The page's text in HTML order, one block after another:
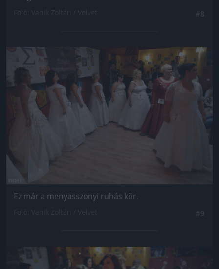
Jön még kép!
Ez már a menyasszonyi ruhás kör.
Jön még kép!